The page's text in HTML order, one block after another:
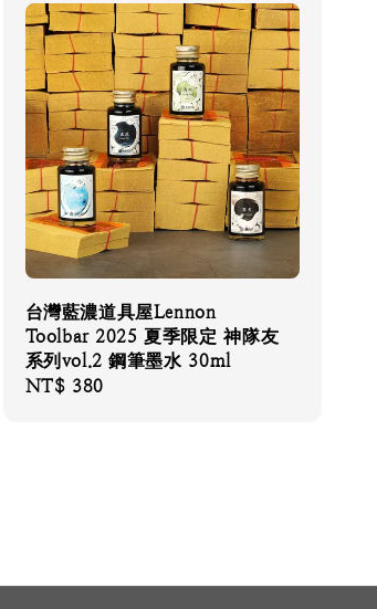
台灣藍濃道具屋Lennon
Toolbar 2025 夏季限定 神隊友
系列vol.2 鋼筆墨水 30ml
Regular
NT$ 380